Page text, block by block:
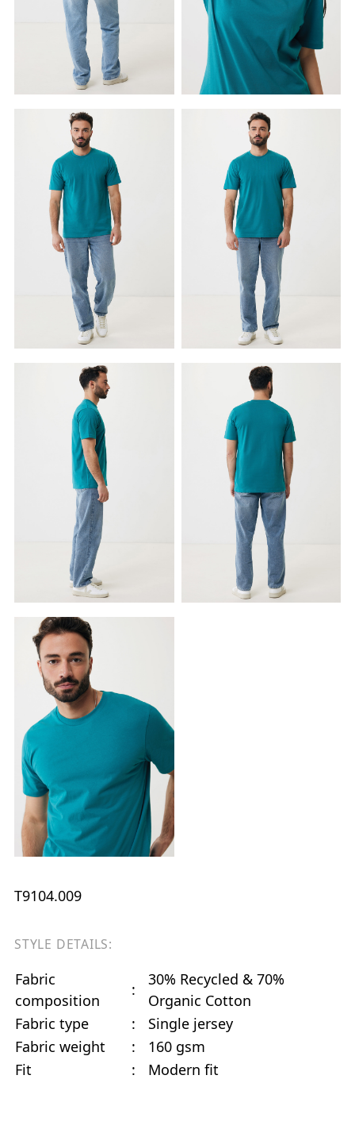
T9104.009
STYLE DETAILS:
Fabric
composition
:
30% Recycled & 70%
Organic Cotton
Fabric type
:
Single jersey
Fabric weight
:
160 gsm
Fit
: Modern fit